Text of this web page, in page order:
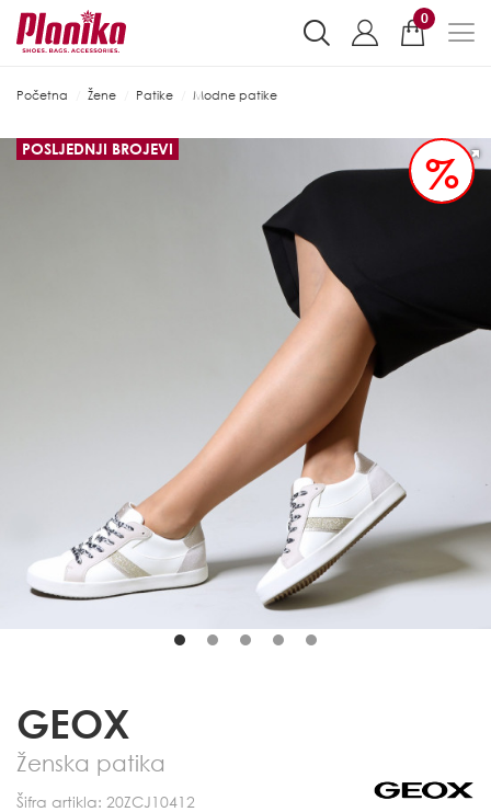
0
Početna Žene Patike Modne patike
%
POSLJEDNJI BROJEVI
GEOX
Ženska patika
Šifra artikla: 20ZCJ10412